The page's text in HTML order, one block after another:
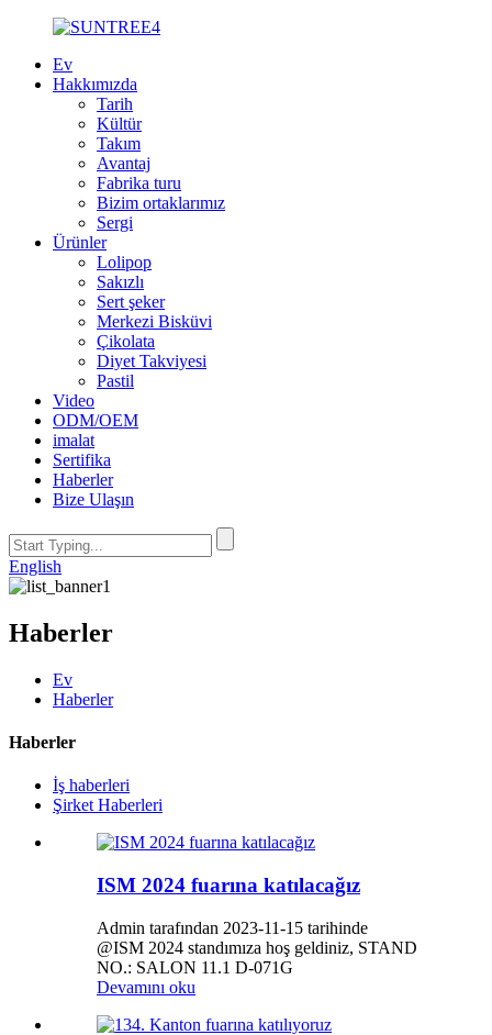
Ev
Hakkımızda
Tarih
Kültür
Takım
Avantaj
Fabrika turu
Bizim ortaklarımız
Sergi
Ürünler
Lolipop
Sakızlı
Sert şeker
Merkezi Bisküvi
Çikolata
Diyet Takviyesi
Pastil
Video
ODM/OEM
imalat
Sertifika
Haberler
Bize Ulaşın
English
Haberler
Ev
Haberler
Haberler
İş haberleri
Şirket Haberleri
ISM 2024 fuarına katılacağız
Admin tarafından 2023-11-15 tarihinde
@ISM 2024 standımıza hoş geldiniz, STAND
NO.: SALON 11.1 D-071G
Devamını oku